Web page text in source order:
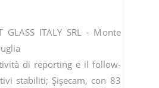
GLASS ITALY SRL - Monte
di reporting e il follow-
stabiliti; Şişecam, con 83